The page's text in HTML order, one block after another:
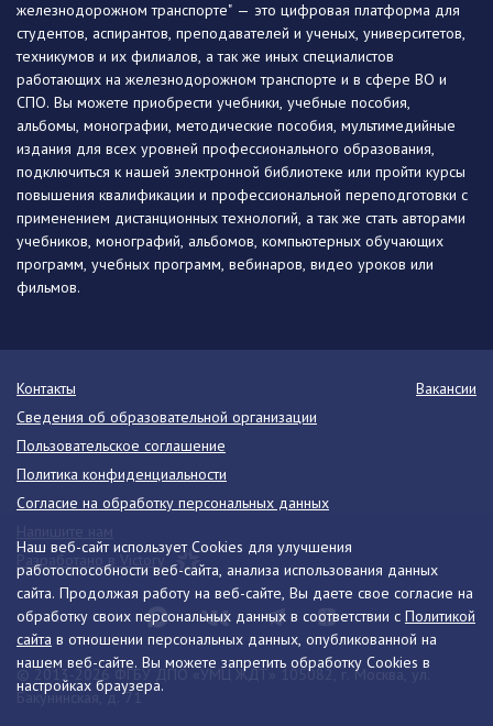
Наш веб-сайт использует Cookies для улучшения
работоспособности веб-сайта, анализа использования данных
сайта. Продолжая работу на веб-сайте, Вы даете свое согласие на
обработку своих персональных данных в соответствии с Политикой
сайта в отношении персональных данных, опубликованной на
нашем веб-сайте. Вы можете запретить обработку Cookies в
настройках браузера.
железнодорожном транспорте" — это цифровая платформа для
студентов, аспирантов, преподавателей и ученых, университетов,
техникумов и их филиалов, а так же иных специалистов
работающих на железнодорожном транспорте и в сфере ВО и
СПО. Вы можете приобрести учебники, учебные пособия,
альбомы, монографии, методические пособия, мультимедийные
издания для всех уровней профессионального образования,
подключиться к нашей электронной библиотеке или пройти курсы
повышения квалификации и профессиональной переподготовки с
применением дистанционных технологий, а так же стать авторами
учебников, монографий, альбомов, компьютерных обучающих
программ, учебных программ, вебинаров, видео уроков или
фильмов.
© 2013-2026 ФГБУ ДПО «УМЦ ЖДТ» 105082, г. Москва, ул.
Бакунинская, д. 71
Контакты
Вакансии
Сведения об образовательной организации
Пользовательское соглашение
Политика конфиденциальности
Согласие на обработку персональных данных
Разработано в Victory